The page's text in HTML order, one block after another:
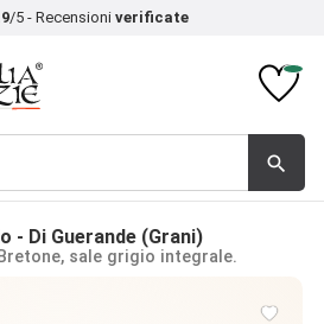
/5 - Recensioni verificate
search
- Di Guerande (Grani)
sale grigio integrale.
